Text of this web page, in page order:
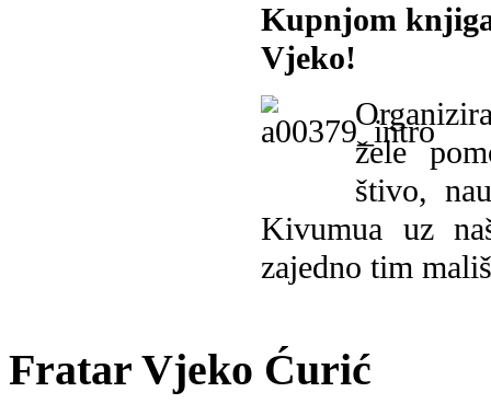
Kupnjom
Vjeko!
žele
štivo,
Kivumua uz
zajedno tim
Fratar Vjeko Ćurić